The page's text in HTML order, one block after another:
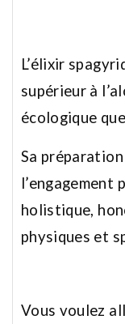
L’élixir
supérieur à
écologique
Sa
l’engagement
holistique,
physiques et
Vous voulez